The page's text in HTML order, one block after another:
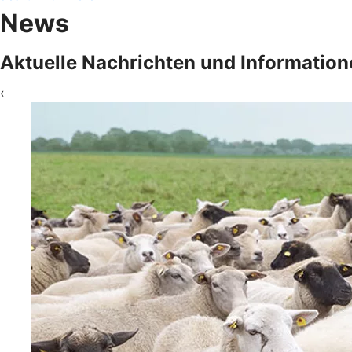
News
Aktuelle Nachrichten und
‹